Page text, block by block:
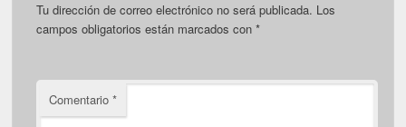
Tu dirección de correo electrónico no será publicada. Los
campos obligatorios están marcados con*
Comentario*